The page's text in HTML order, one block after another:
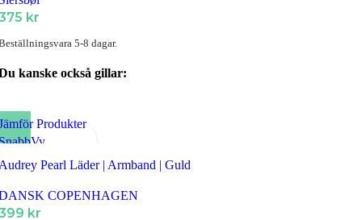
kr
5-8 dagar.
kanske också gillar:
Produkter
till i Favoriter
Pearl Läder | Armband | Guld
COPENHAGEN
kr